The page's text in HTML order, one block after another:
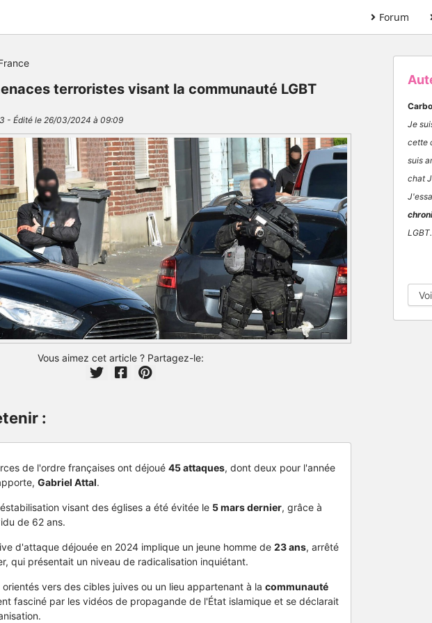
Forum
terroristes visant la communauté LGBT
- Édité le 26/03/2024 à 09:09
Vous aimez cet article ? Partagez-le:
:
de l'ordre françaises ont déjoué 45 attaques, dont deux pour l'année
Gabriel Attal.
visant des églises a été évitée le 5 mars dernier, grâce à
de 62 ans.
d'attaque déjouée en 2024 implique un jeune homme de 23 ans, arrêté
qui présentait un niveau de radicalisation inquiétant.
vers des cibles juives ou un lieu appartenant à la communauté
fasciné par les vidéos de propagande de l'État islamique et se déclarait
Je
cette
suis
chat
LGBT.